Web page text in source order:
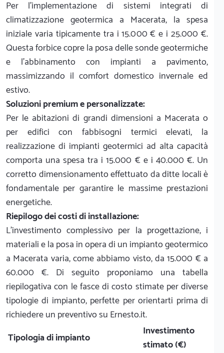
Per l'implementazione di sistemi integrati di
climatizzazione geotermica a Macerata, la spesa
iniziale varia tipicamente tra i 15.000 € e i 25.000 €.
Questa forbice copre la posa delle sonde geotermiche
e l'abbinamento con impianti a pavimento,
massimizzando il comfort domestico invernale ed
estivo.
Soluzioni premium e personalizzate:
Per le abitazioni di grandi dimensioni a Macerata o
per edifici con fabbisogni termici elevati, la
realizzazione di impianti geotermici ad alta capacità
comporta una spesa tra i 15.000 € e i 40.000 €. Un
corretto dimensionamento effettuato da ditte locali è
fondamentale per garantire le massime prestazioni
energetiche.
Riepilogo dei costi di installazione:
L'investimento complessivo per la progettazione, i
materiali e la posa in opera di un impianto geotermico
a Macerata varia, come abbiamo visto, da 15.000 € a
60.000 €. Di seguito proponiamo una tabella
riepilogativa con le fasce di costo stimate per diverse
tipologie di impianto, perfette per orientarti prima di
richiedere un preventivo su Ernesto.it.
Tipologia di impianto
Investimento
stimato (€)